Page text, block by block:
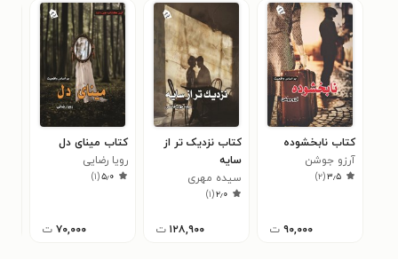
کتاب نابخشوده
آرزو جوشن
۳٫۵(۲)
۹۰,۰۰۰ ت
کتاب نزدیک تر از
سایه
سیده مهری
هاشمی
۲٫۰(۱)
۱۲۸,۹۰۰ ت
کتاب مینای دل
رویا رضایی
۵٫۰(۱)
۷۰,۰۰۰ ت